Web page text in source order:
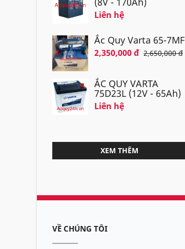
Liên hệ
Ắc Quy Varta 65-7MF
2,350,000 đ 2,650,000 đ
ẮC QUY VARTA
75D23L (12V - 65Ah)
Liên hệ
XEM THÊM
VỀ CHÚNG TÔI